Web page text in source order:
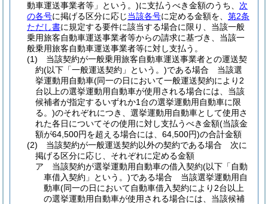
動車運送事業者等」という。)に支払うべき金額のうち、 次
の各号に掲げる区分に応じ当該各号に定める金額を、 第2条
ただし書に規定する要件に該当する場合に限り、当該一般
乗用旅客自動車運送事業者等からの請求に基づき、当該一
般乗用旅客自動車運送事業者等に対し支払う。
(1)
当該契約が一般乗用旅客自動車運送事業者との運送契
約(以下「一般運送契約」という。)である場合 当該選
挙運動用自動車(同一の日において一般運送契約により2
台以上の選挙運動用自動車が使用される場合には、当該
候補者が指定するいずれか1台の選挙運動用自動車に限
る。)のそれぞれにつき、選挙運動用自動車として使用さ
れた各日についてその使用に対し支払うべき金額(当該金
額が64,500円を超える場合には、64,500円)の合計金額
(2)
当該契約が一般運送契約以外の契約である場合 次に
掲げる区分に応じ、それぞれに定める金額
ア
当該契約が選挙運動用自動車の借入契約(以下「自動
車借入契約」という。)である場合 当該選挙運動用自
動車(同一の日において自動車借入契約により2台以上
の選挙運動用自動車が使用される場合には、当該候補